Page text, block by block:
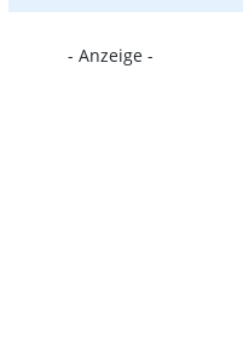
- Anzeige -